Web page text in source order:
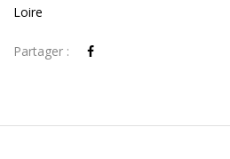
Loire
Partager :